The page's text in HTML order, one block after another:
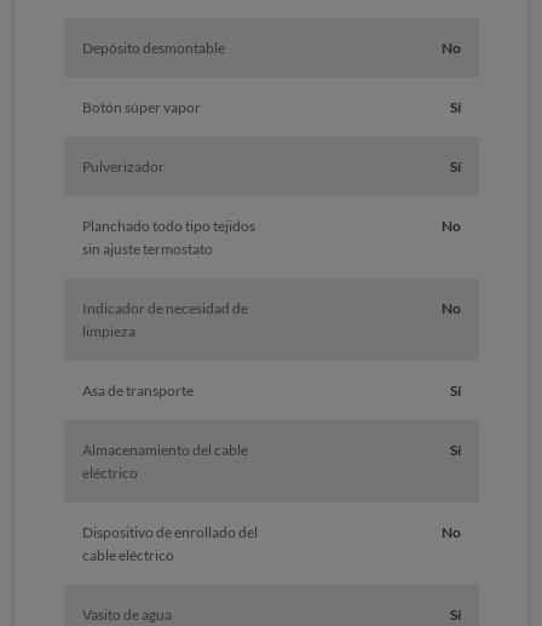
Depósito desmontable No
Botón súper vapor Sí
Pulverizador Sí
Planchado todo tipo tejidos
sin ajuste termostato
No
Indicador de necesidad de
limpieza
No
Asa de transporte Sí
Almacenamiento del cable
eléctrico
Sí
Dispositivo de enrollado del
cable eléctrico
No
Vasito de agua Sí